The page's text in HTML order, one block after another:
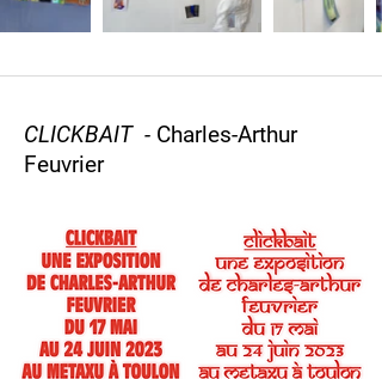
CLICKBAIT - Charles-Arthur
Feuvrier